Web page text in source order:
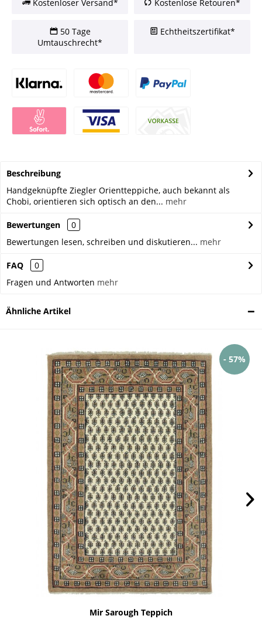
Kostenloser Versand* Kostenlose Retouren*
50 Tage
Umtauschrecht*
Echtheitszertifikat*
Beschreibung
Handgeknüpfte Ziegler Orientteppiche, auch bekannt als
Chobi, orientieren sich optisch an den... mehr
Bewertungen
0
Bewertungen lesen, schreiben und diskutieren... mehr
FAQ
0
Fragen und Antworten mehr
Ähnliche Artikel
- 57%
Mir Sarough Teppich